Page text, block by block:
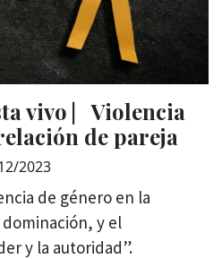
vivo ⎸Violencia
de pareja
2023
de género en la
y el
y la autoridad”.